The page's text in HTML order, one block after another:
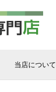
当店について